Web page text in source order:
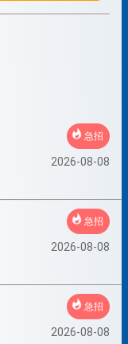
急招
2026-08-08
急招
2026-08-08
急招
2026-08-08